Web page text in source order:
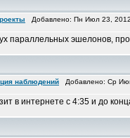
Добавлено: Пн Июл 23,
параллельных эшелонов,
наблюдений Добавлено: Ср
в интернете с 4:35 и до